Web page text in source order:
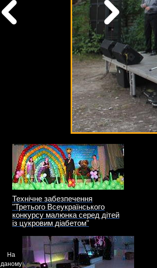
Технічне забезпечення
"Третього Всеукраїнського
конкурсу малюнка серед дітей
із цукровим діабетом"
На
даному